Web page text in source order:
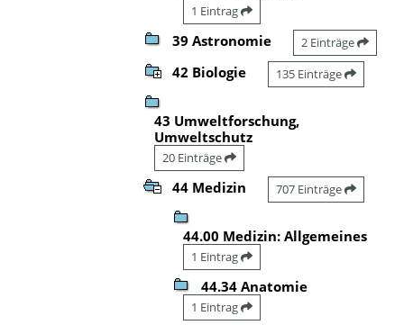
1 Eintrag
39 Astronomie 2 Einträge
42 Biologie 135 Einträge
43 Umweltforschung,
Umweltschutz
20 Einträge
44 Medizin 707 Einträge
44.00 Medizin: Allgemeines
1 Eintrag
44.34 Anatomie
1 Eintrag